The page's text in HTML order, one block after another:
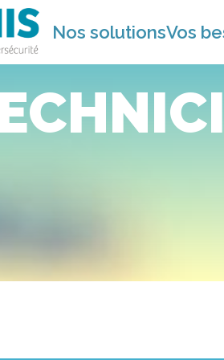
Nos solutionsVos